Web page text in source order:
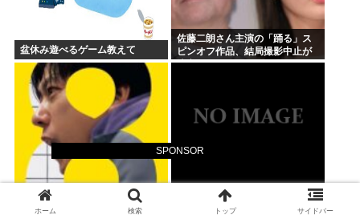
SPONSOR
盆休み遊べるゲーム教えて
佐藤二朗さん主演の「踊る」ス
ピンオフ作品、結局撮影中止が
決定www
『8番出口』金ローで地上波初放
送 主演の二宮和也「まさかテレ
『ちいかわ』が巨大”キャラコン
テンツ”になった理由 漫画研究&
ホーム 検索 トップ サイドバー